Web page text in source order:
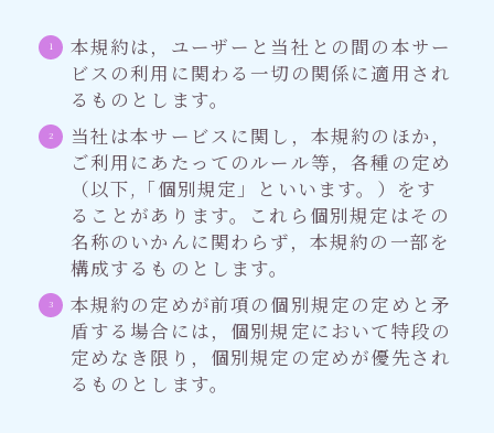
本規約は，ユーザーと当社との間の本サー
ビスの利用に関わる一切の関係に適用され
るものとします。
当社は本サービスに関し，本規約のほか，
ご利用にあたってのルール等，各種の定め
（以下,「個別規定」といいます。）をす
ることがあります。これら個別規定はその
名称のいかんに関わらず，本規約の一部を
構成するものとします。
本規約の定めが前項の個別規定の定めと矛
盾する場合には，個別規定において特段の
定めなき限り，個別規定の定めが優先され
るものとします。